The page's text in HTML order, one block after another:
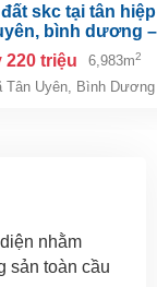
bình dương –
220 triệu 6,983m2
Tân Uyên, Bình Dương
nhằm
sản toàn cầu